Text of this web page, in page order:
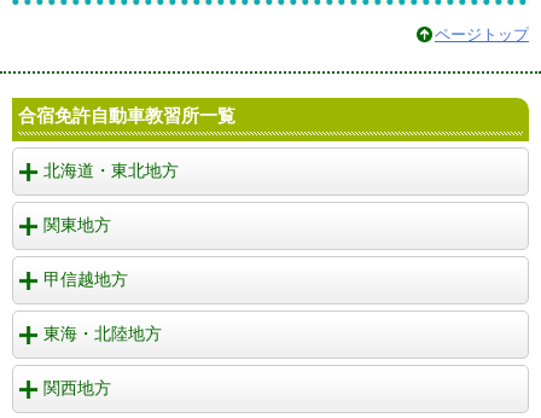
ページトップ
合宿免許自動車教習所一覧
北海道・東北地方
関東地方
甲信越地方
東海・北陸地方
関西地方